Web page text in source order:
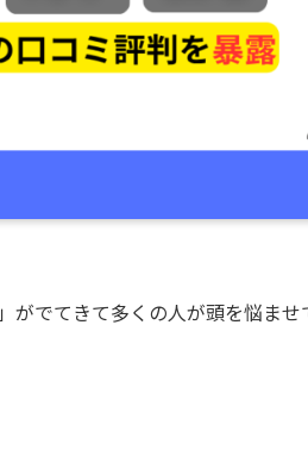
」がでてきて多くの人が頭を悩ま